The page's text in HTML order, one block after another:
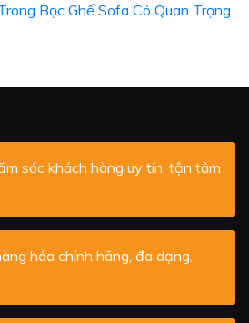
Bọc Ghế Sofa Có Quan Trọng
sóc khách hàng uy tín, tận tâm
hóa chính hãng, đa dạng,